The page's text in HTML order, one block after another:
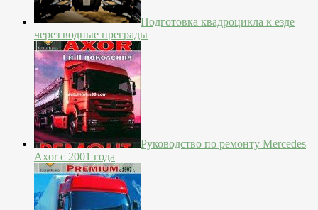
Подготовка квадроцикла к езде
через водные преграды
Руководство по ремонту Mercedes
Axor с 2001 года